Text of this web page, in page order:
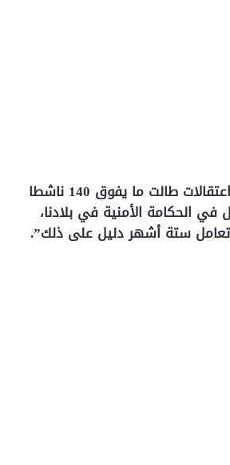
وفي ما يخص الإجراءات التي اتخذتها الدولة أمنيا وتضمنت اعتقالات طالت ما يفوق 140 ناشطا
الحكامة الأمنية في بلادنا،
وتعامل ستة أشهر دليل على ذلك”.